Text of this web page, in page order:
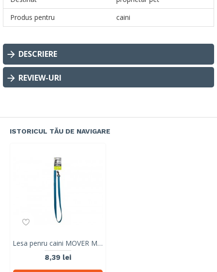
Produs pentru
caini
DESCRIERE
REVIEW-URI
ISTORICUL TĂU DE NAVIGARE
Lesa penru caini MOVER M-PETS, S
8,39 lei